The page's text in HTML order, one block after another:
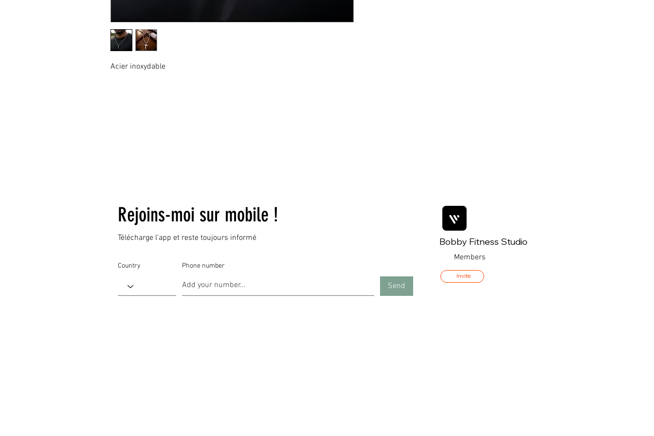
Acier inoxydable
Members
Invite
Bobby Fitness Studio
Rejoins-moi sur mobile !
Télécharge l'app et reste toujours informé
Send
Country Phone number